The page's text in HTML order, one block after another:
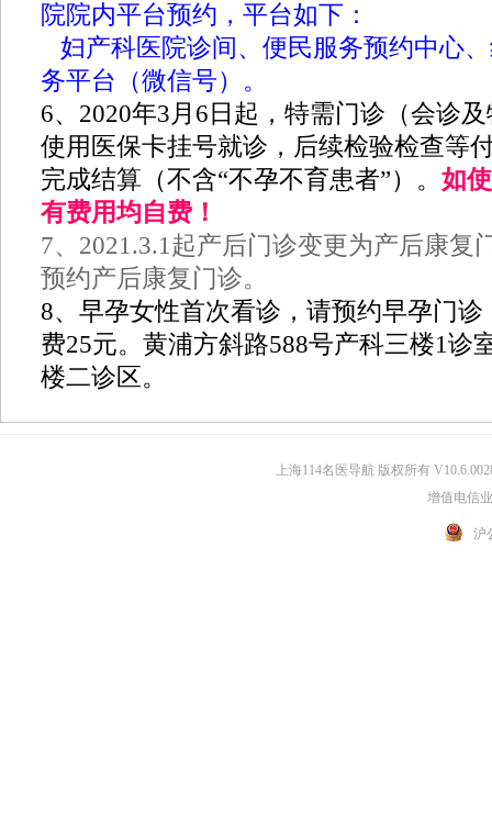
院院内平台预约，平台如下：
妇产科医院诊间、便民服务预约中心
务平台（微信号）。
6、2020年3月6日起，特需门诊（会诊
使用医保卡挂号就诊，后续检验检查等
完成结算（不含“不孕不育患者”）。 如
有费用均自费！
7、2021.3.1起产后门诊变更为产后康复
预约产后康复门诊。
8、早孕女性首次看诊，请预约早孕门
费25元。黄浦方斜路588号产科三楼1诊
楼二诊区。
上海114名医导航 版权所有
增值电信
沪